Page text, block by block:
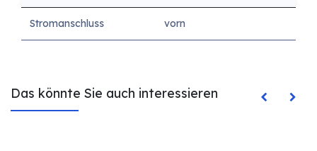
Stromanschluss vorn
Das könnte Sie auch interessieren